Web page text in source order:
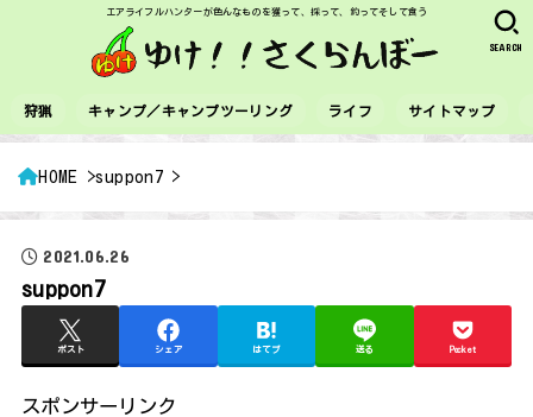
エアライフルハンターが色んなものを獲って、採って、釣ってそして食う
狩猟 キャンプ／キャンプツーリング ライフ サイトマップ
SEARCH
HOME suppon7
2021.06.26
suppon7
ポスト シェア はてブ 送る Pocket
スポンサーリンク